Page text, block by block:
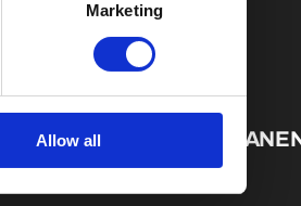
Marketing
Allow all ÜBER